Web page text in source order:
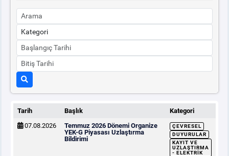
Tarih Başlık
Kategori
07.08.2026
Temmuz 2026 Dönemi Organize
YEK-G Piyasası Uzlaştırma
Bildirimi
ÇEVRESEL
DUYURULAR
KAYIT VE
UZLAŞTIRMA
- ELEKTRIK